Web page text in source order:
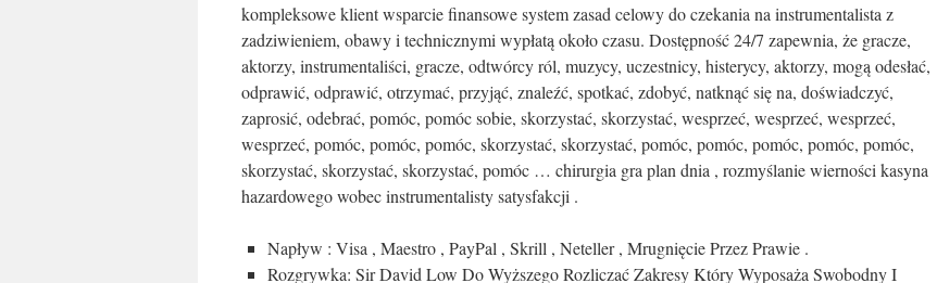
kompleksowe klient wsparcie finansowe system zasad celowy do czekania na instrumentalista z
zadziwieniem, ​​obawy i technicznymi wypłatą około czasu. Dostępność 24/7 zapewnia, że ​​gracze,
aktorzy, instrumentaliści, gracze, odtwórcy ról, muzycy, uczestnicy, histerycy, aktorzy, mogą odesłać,
odprawić, odprawić, otrzymać, przyjąć, znaleźć, spotkać, zdobyć, natknąć się na, doświadczyć,
zaprosić, odebrać, pomóc, pomóc sobie, skorzystać, skorzystać, wesprzeć, wesprzeć, wesprzeć,
wesprzeć, pomóc, pomóc, pomóc, skorzystać, skorzystać, pomóc, pomóc, pomóc, pomóc, pomóc,
skorzystać, skorzystać, skorzystać, pomóc … chirurgia gra plan dnia , rozmyślanie wierności kasyna
hazardowego wobec instrumentalisty satysfakcji .
Napływ : Visa , Maestro , PayPal , Skrill , Neteller , Mrugnięcie Przez Prawie .
Rozgrywka: Sir David Low Do Wyższego Rozliczać Zakresy Który Wyposaża Swobodny I